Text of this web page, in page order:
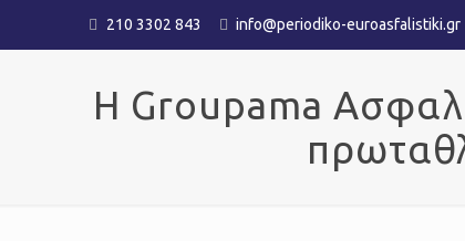
210 3302 843 info@periodiko-euroasfalistiki.gr
Η Groupama